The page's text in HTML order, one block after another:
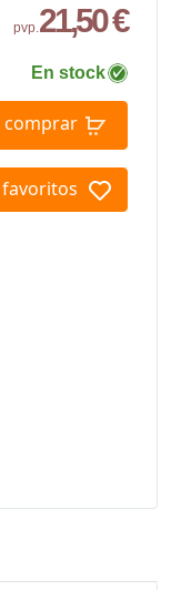
pvp.21,50 €
En stock
comprar